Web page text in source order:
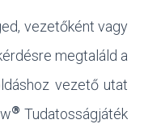
vezetőként vagy
megtaláld a
vezető utat
® Tudatosságjáték